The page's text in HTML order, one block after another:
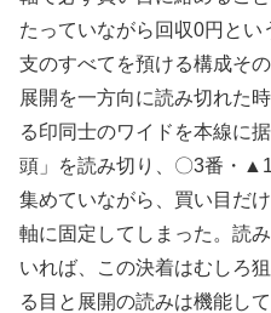
たっていながら回収0円とい
支のすべてを預ける構成そ
展開を一方向に読み切れた
る印同士のワイドを本線に
頭」を読み切り、〇3番・
集めていながら、買い目だ
軸に固定してしまった。読
いれば、この決着はむしろ
る目と展開の読みは機能し